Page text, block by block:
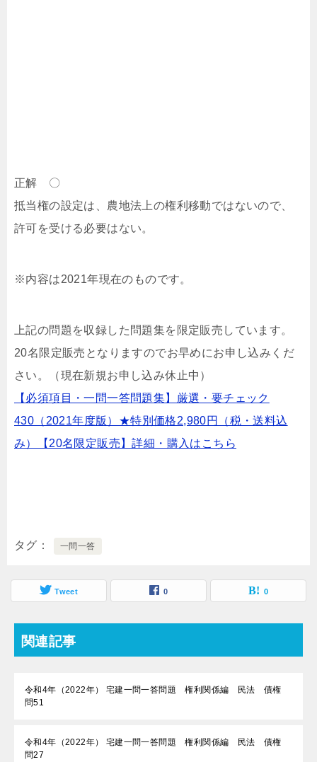
正解 〇
抵当権の設定は、農地法上の権利移動ではないので、
許可を受ける必要はない。
※内容は2021年現在のものです。
上記の問題を収録した問題集を限定販売しています。
20名限定販売となりますのでお早めにお申し込みくだ
さい。（現在新規お申し込み休止中）
【必須項目・一問一答問題集】厳選・要チェック
430（2021年度版）★特別価格2,980円（税・送料込
み）【20名限定販売】詳細・購入はこちら
タグ 一問一答
Tweet 0 0
関連記事
令和4年（2022年） 宅建一問一答問題 権利関係編 民法 債権
問51
令和4年（2022年） 宅建一問一答問題 権利関係編 民法 債権
問27